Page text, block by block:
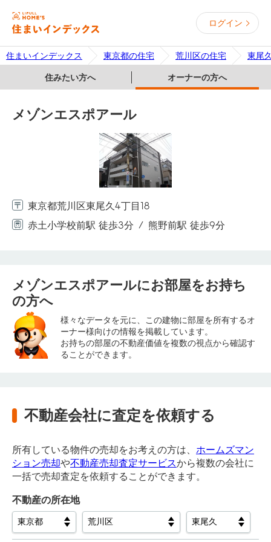
ログイン
住まいインデックス 東京都の住宅 荒川区の住宅 東尾
住みたい方へ オーナーの方へ
メゾンエスポアール
東京都荒川区東尾久4丁目18
赤土小学校前駅 徒歩3分
熊野前駅 徒歩9分
メゾンエスポアールにお部屋をお持ち
の方へ
様々なデータを元に、この建物に部屋を所有するオ
ーナー様向けの情報を掲載しています。
お持ちの部屋の不動産価値を複数の視点から確認す
ることができます。
不動産会社に査定を依頼する
所有している物件の売却をお考えの方は、 ホームズマン
ション売却や不動産売却査定サービスから複数の会社に
一括で売却査定を依頼することができます。
不動産の所在地